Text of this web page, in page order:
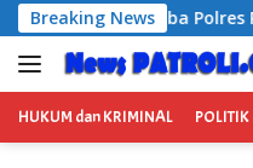
Langsung
ke
konten
Breaking News
Pelabuhan Tanjung Perak
HUKUM dan KRIMINAL